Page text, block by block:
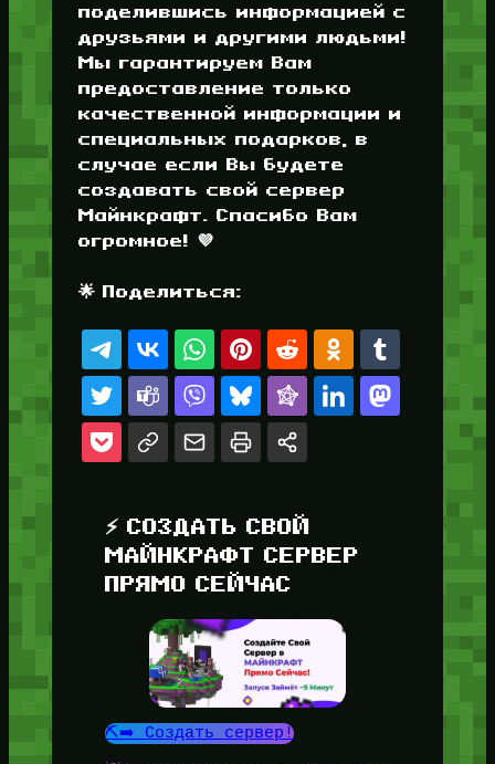
поделившись информацией с
друзьями и другими людьми!
Мы гарантируем Вам
предоставление только
качественной информации и
специальных подарков, в
случае если Вы будете
создавать свой сервер
Майнкрафт. Спасибо Вам
огромное! 💜
🌟 Поделиться:
⚡ СОЗДАТЬ СВОЙ
МАЙНКРАФТ СЕРВЕР
ПРЯМО СЕЙЧАС
⛏️➡️ Создать сервер!